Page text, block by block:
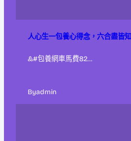
人心生一包養心得念，六合盡皆知
&#包養網車馬費82…
Byadmin